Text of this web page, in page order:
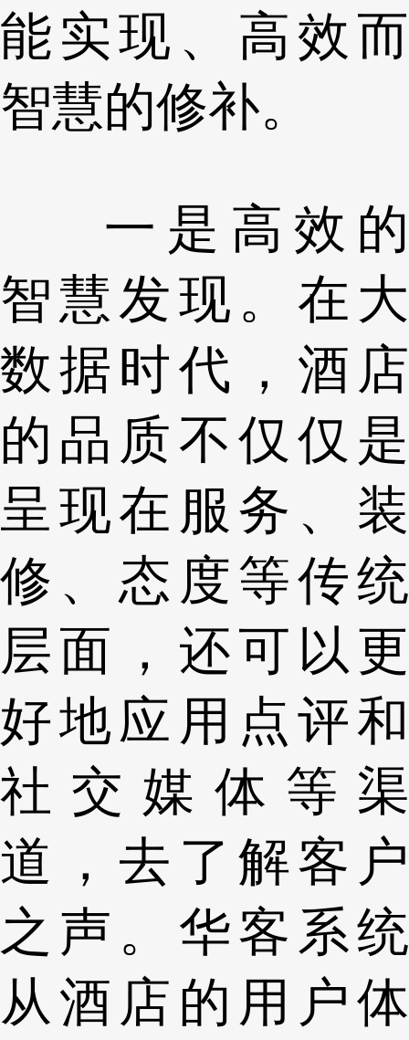
能实现、高效而
智慧的修补。
一是高效的
智慧发现。在大
数据时代，酒店
的品质不仅仅是
呈现在服务、装
修、态度等传统
层面，还可以更
好地应用点评和
社交媒体等渠
道，去了解客户
之声。华客系统
从酒店的用户体